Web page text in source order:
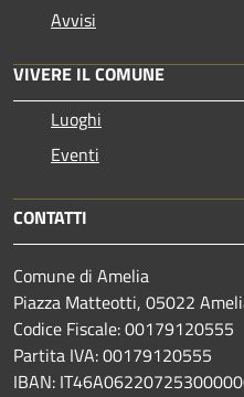
Avvisi
VIVERE IL COMUNE
Luoghi
Eventi
CONTATTI
Comune di Amelia
Piazza Matteotti, 05022
Codice Fiscale: 00179120555
Partita IVA: 00179120555
IBAN: